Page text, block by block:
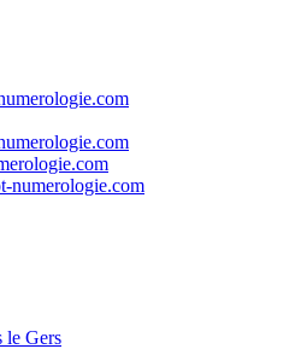
numerologie.com
le Gers